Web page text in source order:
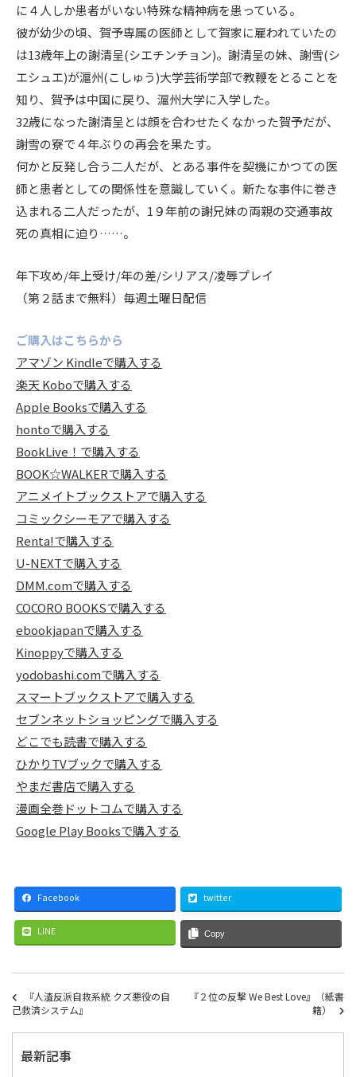
に４人しか患者がいない特殊な精神病を患っている。
彼が幼少の頃、賀予専属の医師として賀家に雇われていたの
は13歳年上の謝清呈(シエチンチョン)。謝清呈の妹、謝雪(シ
エシュエ)が滬州(こしゅう)大学芸術学部で教鞭をとることを
知り、賀予は中国に戻り、滬州大学に入学した。
32歳になった謝清呈とは顔を合わせたくなかった賀予だが、
謝雪の寮で４年ぶりの再会を果たす。
何かと反発し合う二人だが、とある事件を契機にかつての医
師と患者としての関係性を意識していく。新たな事件に巻き
込まれる二人だったが、1９年前の謝兄妹の両親の交通事故
死の真相に迫り……。
年下攻め/年上受け/年の差/シリアス/凌辱プレイ
（第２話まで無料）毎週土曜日配信
ご購入はこちらから
アマゾン Kindleで購入する
楽天 Koboで購入する
Apple Booksで購入する
hontoで購入する
BookLive！で購入する
BOOK☆WALKERで購入する
アニメイトブックストアで購入する
コミックシーモアで購入する
Renta!で購入する
U-NEXTで購入する
DMM.comで購入する
COCORO BOOKSで購入する
ebookjapanで購入する
Kinoppyで購入する
yodobashi.comで購入する
スマートブックストアで購入する
セブンネットショッピングで購入する
どこでも読書で購入する
ひかりTVブックで購入する
やまだ書店で購入する
漫画全巻ドットコムで購入する
Google Play Booksで購入する
Facebook twitter
LINE Copy
『人渣反派自救系統 クズ悪役の自
己救済システム』
『２位の反撃 We Best Love』（紙書
籍）
最新記事